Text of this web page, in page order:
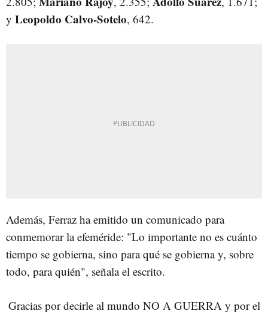
y Leopoldo Calvo-Sotelo, 642.
Además, Ferraz ha emitido un comunicado para
conmemorar la efeméride: "Lo importante no es cuánto
tiempo se gobierna, sino para qué se gobierna y, sobre
todo, para quién", señala el escrito.
Gracias por decirle al mundo NO A GUERRA y por el